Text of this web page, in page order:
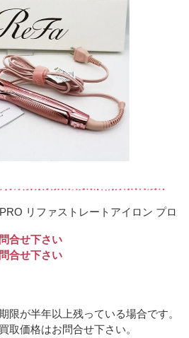
リファストレートアイロン プロ
合せ下さい
合せ下さい
限が半年以上残っている場合です。
取価格はお問合せ下さい。